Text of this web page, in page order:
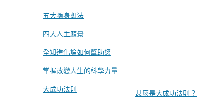
五大隨身想法
四大人生願景
全知進化論如何幫助您
掌握改變人生的科學力量
大成功法則 甚麼是大成功法則？